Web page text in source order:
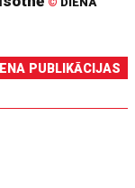
PUBLIKĀCIJAS